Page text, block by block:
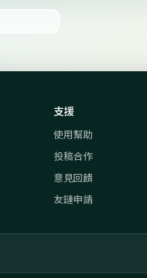
支援
使用幫助
投稿合作
意見回饋
友鏈申請